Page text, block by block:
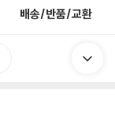
배송/반품/교환